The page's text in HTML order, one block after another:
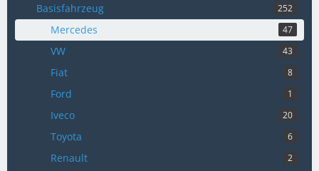
Basisfahrzeug 252
Mercedes 47
VW 43
Fiat 8
Ford 1
Iveco 20
Toyota 6
Renault 2